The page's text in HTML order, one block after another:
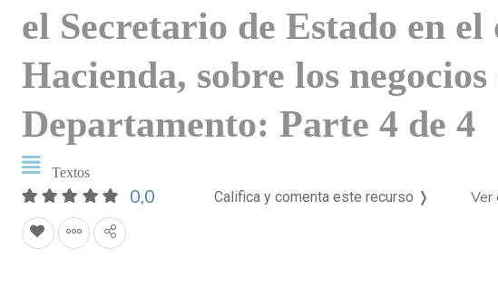
el Secretario de Estado en el
Hacienda, sobre los negocios
Departamento: Parte 4 de 4
Textos
0,0 Califica y comenta este recurso ❭ Ver